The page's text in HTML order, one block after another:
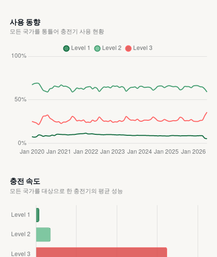
사용 동향
모든 국가를 통틀어 충전기 사용 현황
충전 속도
모든 국가를 대상으로 한 충전기의 평균 성능